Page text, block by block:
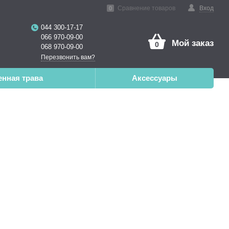
Вход
0 Сравнение товаров
044 300-17-17
066 970-09-00
068 970-09-00
Перезвонить вам?
0 Мой заказ
трава Аксессуары